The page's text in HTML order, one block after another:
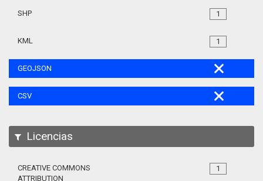
1
SHP
1
KML
GEOJSON
CSV
Licencias
1
CREATIVE COMMONS
ATTRIBUTION